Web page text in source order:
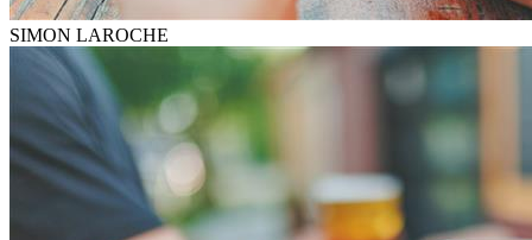
SIMON LAROCHE